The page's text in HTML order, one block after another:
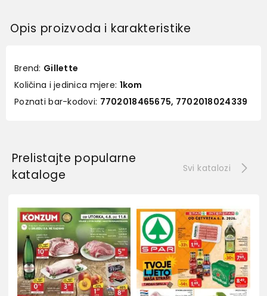
Opis proizvoda i karakteristike
Brend: Gillette
Količina i jedinica mjere: 1kom
Poznati bar-kodovi: 7702018465675, 7702018024339
Prelistajte popularne
kataloge
Svi katalozi